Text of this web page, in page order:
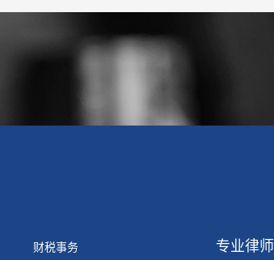
财税事务 专业律师